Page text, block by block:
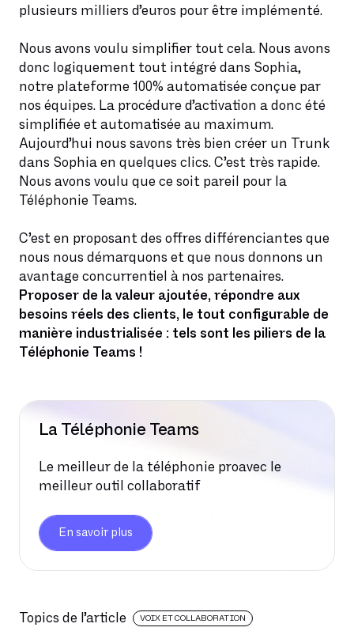
plusieurs milliers d’euros pour être implémenté.
Nous avons voulu simplifier tout cela. Nous avons
donc logiquement tout intégré dans Sophia,
notre plateforme 100% automatisée conçue par
nos équipes. La procédure d’activation a donc été
simplifiée et automatisée au maximum.
Aujourd’hui nous savons très bien créer un Trunk
dans Sophia en quelques clics. C’est très rapide.
Nous avons voulu que ce soit pareil pour la
Téléphonie Teams.
C’est en proposant des offres différenciantes que
nous nous démarquons et que nous donnons un
avantage concurrentiel à nos partenaires.
Proposer de la valeur ajoutée, répondre aux
besoins réels des clients, le tout configurable de
manière industrialisée : tels sont les piliers de la
Téléphonie Teams !
La Téléphonie Teams
Le meilleur de la téléphonie proavec le
meilleur outil collaboratif
En savoir plus
Topics de l’article VOIX ET COLLABORATION